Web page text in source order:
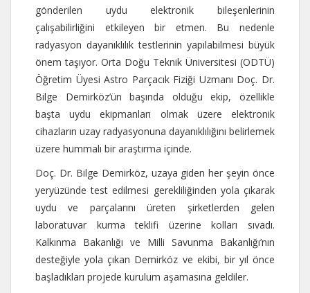
gönderilen uydu elektronik bileşenlerinin
çalışabilirliğini etkileyen bir etmen. Bu nedenle
radyasyon dayanıklılık testlerinin yapılabilmesi büyük
önem taşıyor. Orta Doğu Teknik Üniversitesi (ODTÜ)
Öğretim Üyesi Astro Parçacık Fiziği Uzmanı Doç. Dr.
Bilge Demirköz’ün başında olduğu ekip, özellikle
başta uydu ekipmanları olmak üzere elektronik
cihazların uzay radyasyonuna dayanıklılığını belirlemek
üzere hummalı bir araştırma içinde.
Doç. Dr. Bilge Demirköz, uzaya giden her şeyin önce
yeryüzünde test edilmesi gerekliliğinden yola çıkarak
uydu ve parçalarını üreten şirketlerden gelen
laboratuvar kurma teklifi üzerine kolları sıvadı.
Kalkınma Bakanlığı ve Milli Savunma Bakanlığı’nın
desteğiyle yola çıkan Demirköz ve ekibi, bir yıl önce
başladıkları projede kurulum aşamasına geldiler.